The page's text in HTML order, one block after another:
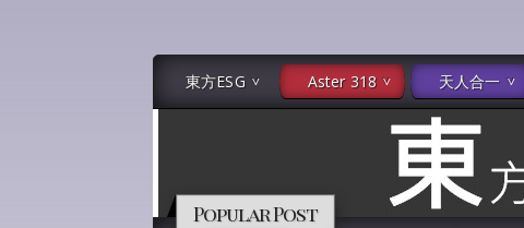
東方ESG Aster 318 天人合一
Popular Post